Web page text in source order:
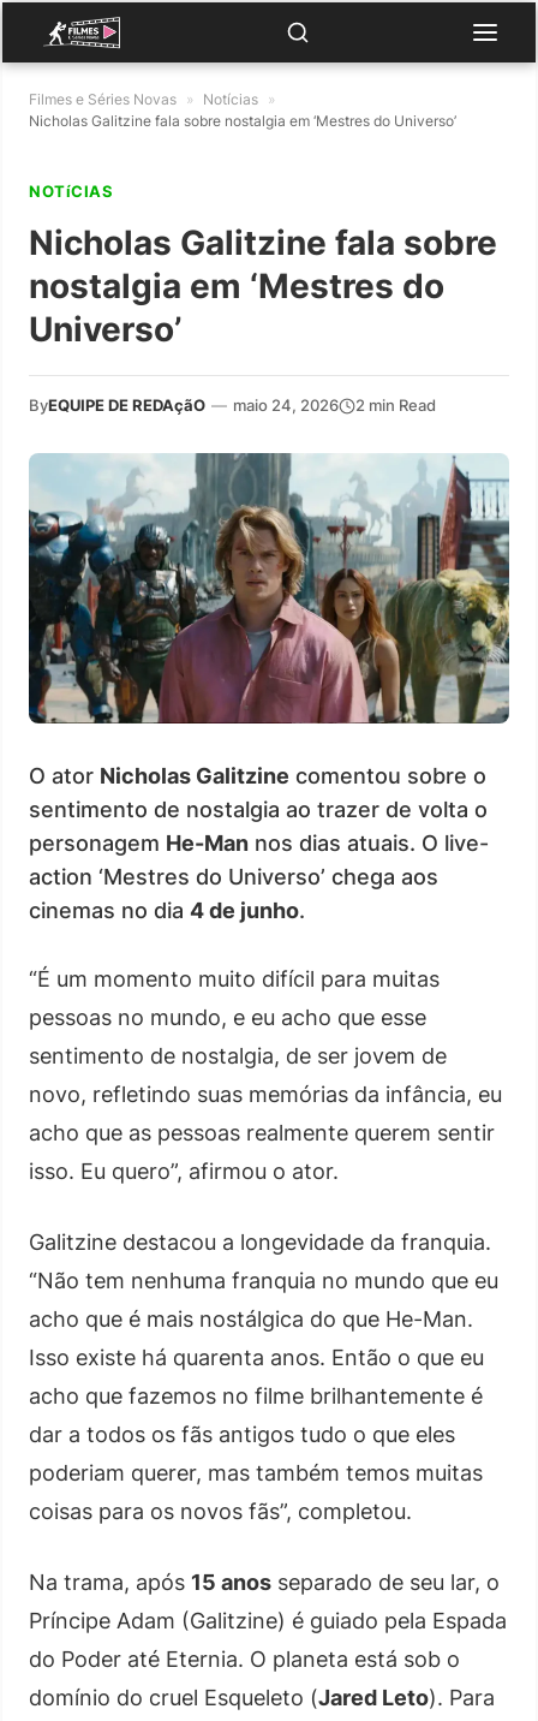
Filmes e Séries Novas » Notícias »
Nicholas Galitzine fala sobre nostalgia em ‘Mestres do Universo’
NOTíCIAS
Nicholas Galitzine fala sobre
nostalgia em ‘Mestres do
Universo’
ByEQUIPE DE REDAçãO — maio 24, 2026 2 min Read
O ator Nicholas Galitzine comentou sobre o
sentimento de nostalgia ao trazer de volta o
personagem He-Man nos dias atuais. O live-
action ‘Mestres do Universo’ chega aos
cinemas no dia 4 de junho.
“É um momento muito difícil para muitas
pessoas no mundo, e eu acho que esse
sentimento de nostalgia, de ser jovem de
novo, refletindo suas memórias da infância, eu
acho que as pessoas realmente querem sentir
isso. Eu quero”, afirmou o ator.
Galitzine destacou a longevidade da franquia.
“Não tem nenhuma franquia no mundo que eu
acho que é mais nostálgica do que He-Man.
Isso existe há quarenta anos. Então o que eu
acho que fazemos no filme brilhantemente é
dar a todos os fãs antigos tudo o que eles
poderiam querer, mas também temos muitas
coisas para os novos fãs”, completou.
Na trama, após 15 anos separado de seu lar, o
Príncipe Adam (Galitzine) é guiado pela Espada
do Poder até Eternia. O planeta está sob o
domínio do cruel Esqueleto (Jared Leto). Para